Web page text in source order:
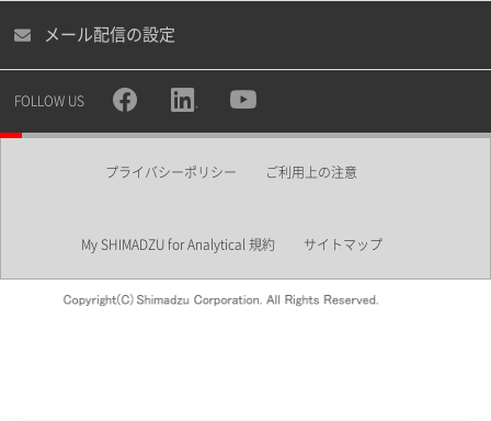
メール配信の設定
FOLLOW US
プライバシーポリシー ご利用上の注意
My SHIMADZU for Analytical 規約 サイトマップ